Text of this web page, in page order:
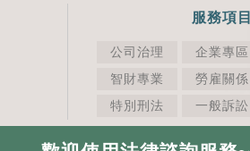
服務項目
公司治理 企業專區
智財專業
勞雇關係
特別刑法
一般訴訟